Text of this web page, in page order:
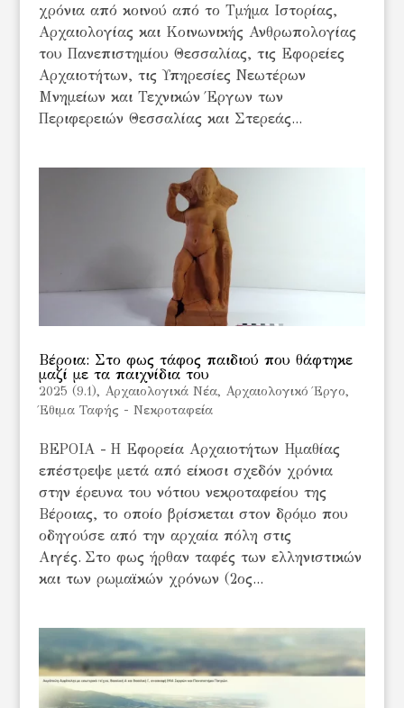
χρόνια από κοινού από το Τμήμα Ιστορίας,
Αρχαιολογίας και Κοινωνικής Ανθρωπολογίας
του Πανεπιστημίου Θεσσαλίας, τις Εφορείες
Αρχαιοτήτων, τις Υπηρεσίες Νεωτέρων
Μνημείων και Τεχνικών Έργων των
Περιφερειών Θεσσαλίας και Στερεάς...
Βέροια: Στο φως τάφος παιδιού που θάφτηκε
μαζί με τα παιχνίδια του
2025 (9.1), Αρχαιολογικά Νέα, Αρχαιολογικό Έργο,
Έθιμα Ταφής - Νεκροταφεία
ΒΕΡΟΙΑ - Η Εφορεία Αρχαιοτήτων Ημαθίας
επέστρεψε μετά από είκοσι σχεδόν χρόνια
στην έρευνα του νότιου νεκροταφείου της
Βέροιας, το οποίο βρίσκεται στον δρόμο που
οδηγούσε από την αρχαία πόλη στις
Αιγές. Στο φως ήρθαν ταφές των ελληνιστικών
και των ρωμαϊκών χρόνων (2ος...